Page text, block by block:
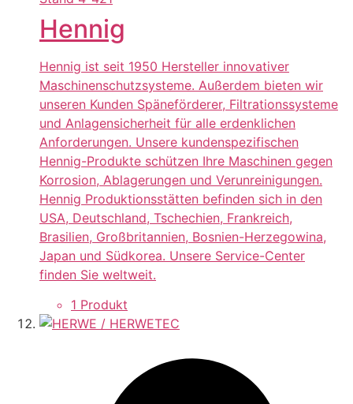
Hennig
Hennig ist seit 1950 Hersteller innovativer
Maschinenschutzsysteme. Außerdem bieten wir
unseren Kunden Späneförderer, Filtrationssysteme
und Anlagensicherheit für alle erdenklichen
Anforderungen. Unsere kundenspezifischen
Hennig-Produkte schützen Ihre Maschinen gegen
Korrosion, Ablagerungen und Verunreinigungen.
Hennig Produktionsstätten befinden sich in den
USA, Deutschland, Tschechien, Frankreich,
Brasilien, Großbritannien, Bosnien-Herzegowina,
Japan und Südkorea. Unsere Service-Center
finden Sie weltweit.
1 Produkt